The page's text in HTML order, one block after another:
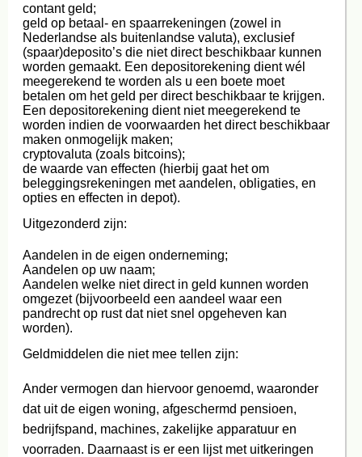
contant geld;
geld op betaal- en spaarrekeningen (zowel in
Nederlandse als buitenlandse valuta), exclusief
(spaar)deposito’s die niet direct beschikbaar kunnen
worden gemaakt. Een depositorekening dient wél
meegerekend te worden als u een boete moet
betalen om het geld per direct beschikbaar te krijgen.
Een depositorekening dient niet meegerekend te
worden indien de voorwaarden het direct beschikbaar
maken onmogelijk maken;
cryptovaluta (zoals bitcoins);
de waarde van effecten (hierbij gaat het om
beleggingsrekeningen met aandelen, obligaties, en
opties en effecten in depot).
Uitgezonderd zijn:
Aandelen in de eigen onderneming;
Aandelen op uw naam;
Aandelen welke niet direct in geld kunnen worden
omgezet (bijvoorbeeld een aandeel waar een
pandrecht op rust dat niet snel opgeheven kan
worden).
Geldmiddelen die niet mee tellen zijn:
Ander vermogen dan hiervoor genoemd, waaronder
dat uit de eigen woning, afgeschermd pensioen,
bedrijfspand, machines, zakelijke apparatuur en
voorraden. Daarnaast is er een lijst met uitkeringen